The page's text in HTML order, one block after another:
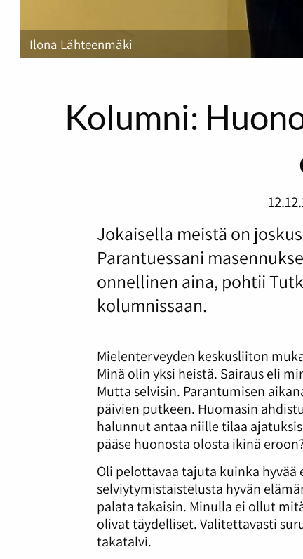
Ilona Lähteenmäki
Kolumni:
Jokaisella meistä on
Parantuessani
onnellinen aina, pohtii
kolumnissaan.
Mielenterveyden keskusliiton
Minä olin yksi heistä. Sairaus eli
Mutta selvisin. Parantumisen
päivien putkeen. Huomasin
halunnut antaa niille tilaa
pääse huonosta olosta ikinä
Oli pelottavaa tajuta kuinka
selviytymistaistelusta hyvän
palata takaisin. Minulla ei ollut
olivat täydelliset. Valitettavasti
takatalvi.